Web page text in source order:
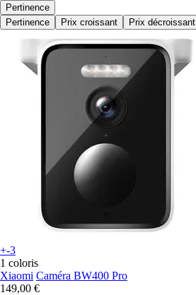
Pertinence
Pertinence
Prix croissant Prix décroissant
+-3
1 coloris
Xiaomi Caméra BW400 Pro
149,00 €